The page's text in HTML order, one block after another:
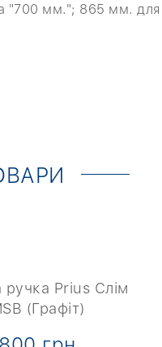
"700 мм."; 865 мм.
Prius Слім
(Графіт)